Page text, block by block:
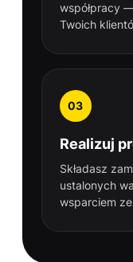
współpracy
Twoich
03
Realizuj
Składasz
ustalonych
wsparciem